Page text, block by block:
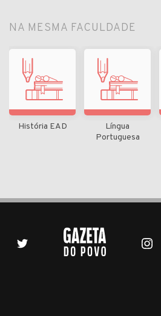
NA MESMA FACULDADE
História EAD
Língua
Portuguesa